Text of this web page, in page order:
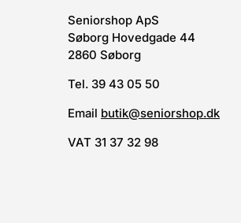
Seniorshop ApS
Søborg Hovedgade 44
2860 Søborg
Tel. 39 43 05 50
Email butik@seniorshop.dk
VAT 31 37 32 98